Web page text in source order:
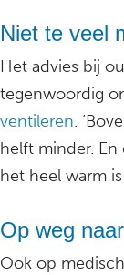
Niet te veel
Het advies bij
tegenwoordig
ventileren.
helft minder.
het heel warm
Op weg
Ook op